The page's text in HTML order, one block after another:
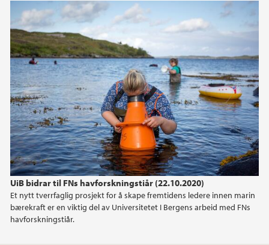
UiB bidrar til FNs havforskningstiår (22.10.2020)
Et nytt tverrfaglig prosjekt for å skape fremtidens ledere innen marin
bærekraft er en viktig del av Universitetet I Bergens arbeid med FNs
havforskningstiår.